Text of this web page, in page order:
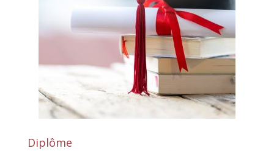
Diplôme